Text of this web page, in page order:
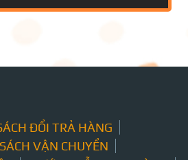
ĐỔI TRẢ HÀNG
VẬN CHUYỂN